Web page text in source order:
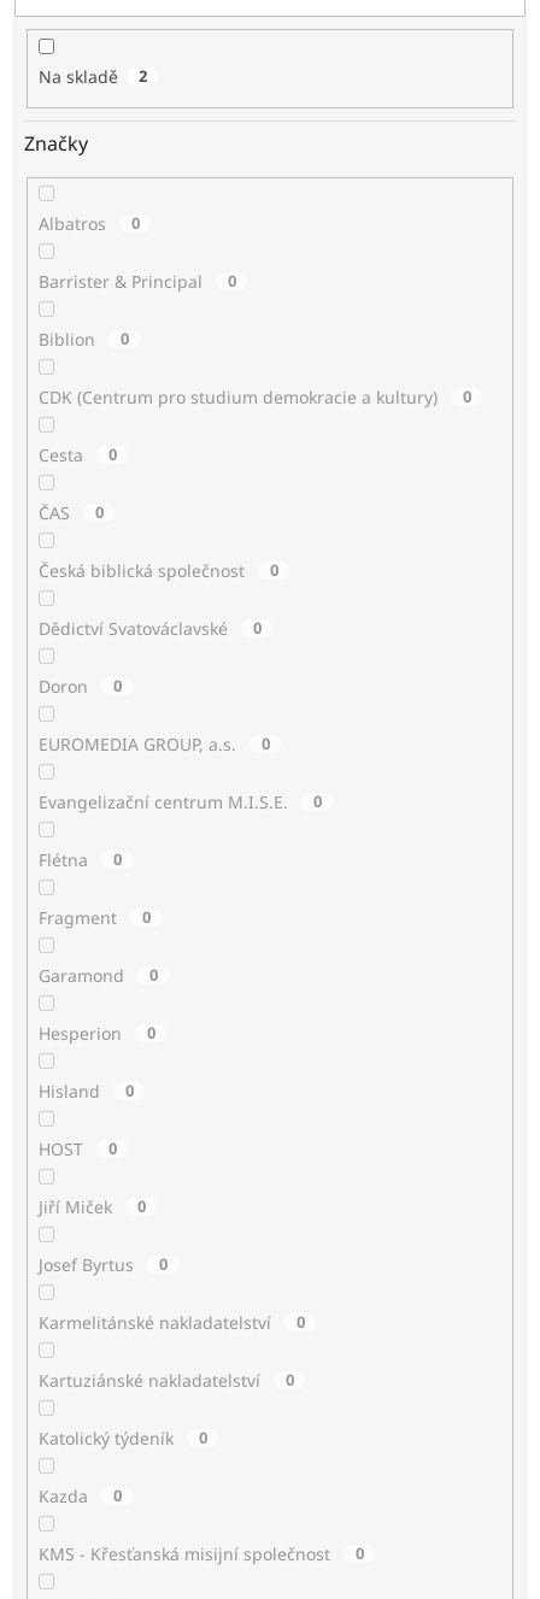
Na skladě 2
Značky
Albatros 0
Barrister & Principal 0
Biblion 0
CDK (Centrum pro studium demokracie a kultury) 0
Cesta 0
ČAS 0
Česká biblická společnost 0
Dědictví Svatováclavské 0
Doron 0
EUROMEDIA GROUP, a.s. 0
Evangelizační centrum M.I.S.E. 0
Flétna 0
Fragment 0
Garamond 0
Hesperion 0
Hisland 0
HOST 0
Jiří Miček 0
Josef Byrtus 0
Karmelitánské nakladatelství 0
Kartuziánské nakladatelství 0
Katolický týdeník 0
Kazda 0
KMS - Křesťanská misijní společnost 0